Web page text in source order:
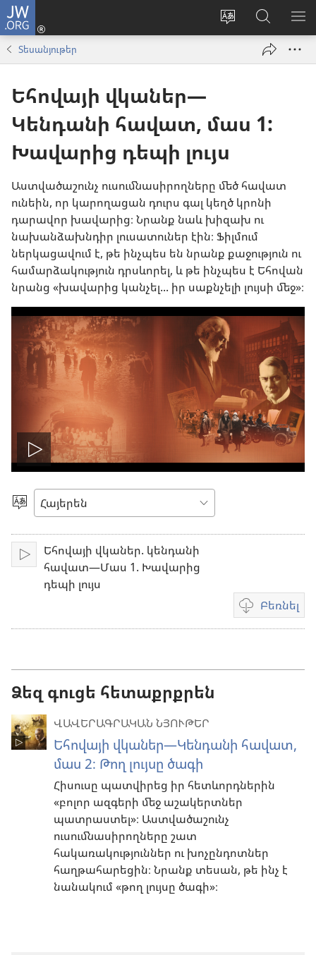
JW.ORG
Փոխել
Մուտքագրվել
(բացվումՈրոնում
JW.ORG
կայքում
Տեսանյութեր
Եհովայի վկաներ—
Կենդանի հավատ, մաս 1:
Խավարից դեպի լույս
Աստվածաշունչ ուսումնասիրողները մեծ հավատ
ունեին, որ կարողացան դուրս գալ կեղծ կրոնի
դարավոր խավարից։ Նրանք նաև խիզախ ու
նախանձախնդիր լուսատուներ էին։ Ֆիլմում
ներկացավում է, թե ինչպես են նրանք քաջություն ու
համարձակություն դրսևորել, և թե ինչպես է Եհովան
նրանց «խավարից կանչել... իր սաքնչելի լույսի մեջ»։
Սկսել
տեսանյութը
Ընտրեք
լեզուն
Միացնել
Եհովայի վկաներ. կենդանի
հավատ—Մաս 1. Խավարից
դեպի լույս
Բեռնել
Տեսանյութը
բեռնելու
Ձեզ գուցե հետաքրքրեն
ՎԱՎԵՐԱԳՐԱԿԱՆ ՆՅՈՒԹԵՐ
Եհովայի վկաներ—Կենդանի հավատ,
մաս 2։ Թող լույսը ծագի
Հիսուսը պատվիրեց իր հետևորդներին
«բոլոր ազգերի մեջ աշակերտներ
պատրաստել»։ Աստվածաշունչ
ուսումնասիրողները շատ
հակառակություններ ու խոչընդոտներ
հաղթահարեցին։ Նրանք տեսան, թե ինչ է
նանակում «թող լույսը ծագի»։